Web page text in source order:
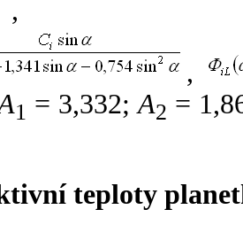
,
,
1 = 3,332;A2 =
teploty